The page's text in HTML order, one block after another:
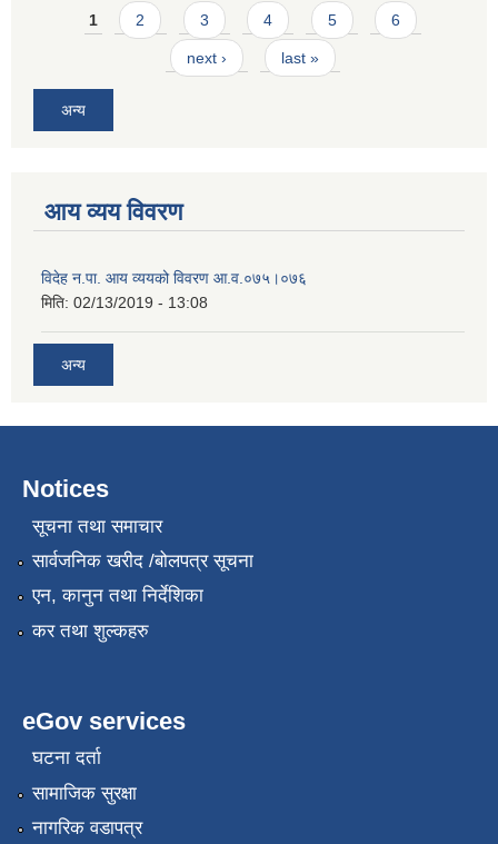
Pages
1 2 3 4 5 6
next › last »
अन्य
आय व्यय विवरण
विदेह न.पा. आय व्ययको विवरण आ.व.०७५।०७६
मिति: 02/13/2019 - 13:08
अन्य
Notices
सूचना तथा समाचार
सार्वजनिक खरीद /बोलपत्र सूचना
एन, कानुन तथा निर्देशिका
कर तथा शुल्कहरु
eGov services
घटना दर्ता
सामाजिक सुरक्षा
नागरिक वडापत्र